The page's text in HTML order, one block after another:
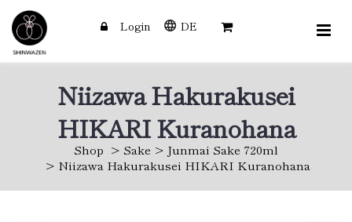
Login DE
Niizawa Hakurakusei
HIKARI Kuranohana
Shop Sake
Junmai Sake 720ml
Niizawa Hakurakusei HIKARI Kuranohana